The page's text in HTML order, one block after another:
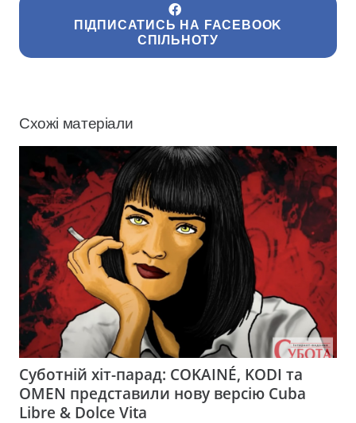
ПІДПИСАТИСЬ НА FACEBOOK
СПІЛЬНОТУ
Схожі матеріали
Суботній хіт-парад: COKAINÉ, KODI та
OMEN представили нову версію Cuba
Libre & Dolce Vita